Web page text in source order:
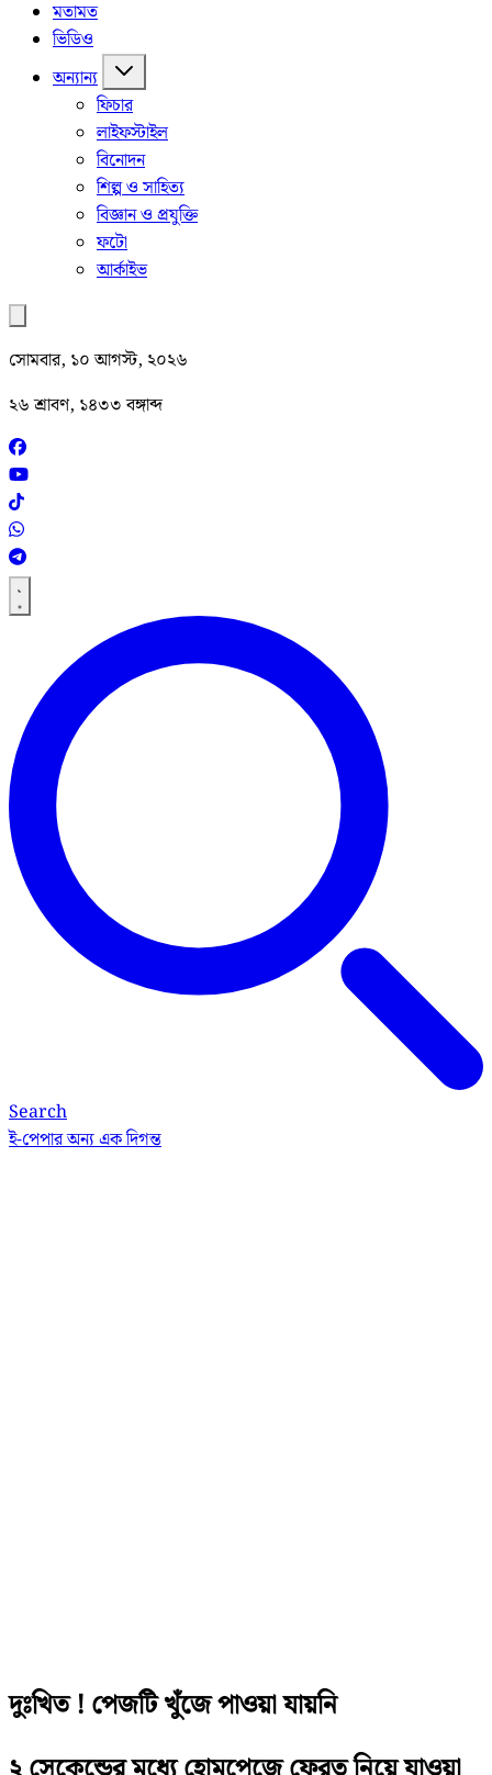
মতামত
ভিডিও
অন্যান্য
ফিচার
লাইফস্টাইল
বিনোদন
শিল্প ও সাহিত্য
বিজ্ঞান ও প্রযুক্তি
ফটো
আর্কাইভ
সোমবার, ১০ আগস্ট, ২০২৬
২৬ শ্রাবণ, ১৪৩৩ বঙ্গাব্দ
Search
ই-পেপারঅন্য এক দিগন্ত
দুঃখিত ! পেজটি খুঁজে পাওয়া যায়নি